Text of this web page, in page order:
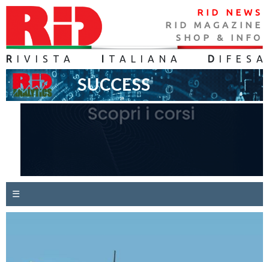
RID NEWS
RID MAGAZINE
SHOP & INFO
R IVISTA TALIANA D IFES A
☰